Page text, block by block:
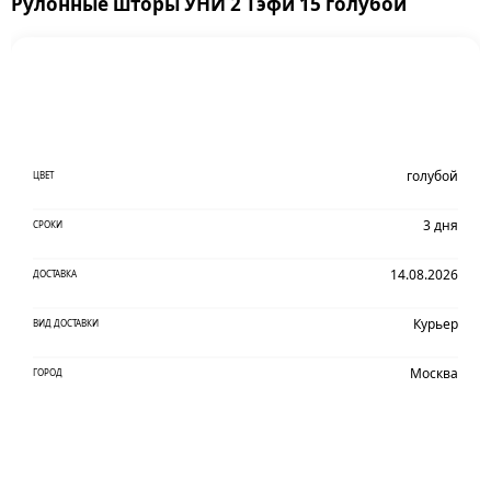
ЦВЕТ голубой
СРОКИ 3 дня
ДОСТАВКА 14.08.2026
ВИД ДОСТАВКИ Курьер
ГОРОД Москва